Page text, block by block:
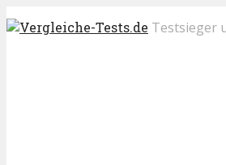
Testsieger